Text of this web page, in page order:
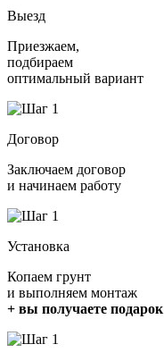
Выезд
Приезжаем,
подбираем
оптимальный вариант
Договор
Заключаем договор
и начинаем работу
Установка
Копаем грунт
и выполняем монтаж
+ вы получаете подарок